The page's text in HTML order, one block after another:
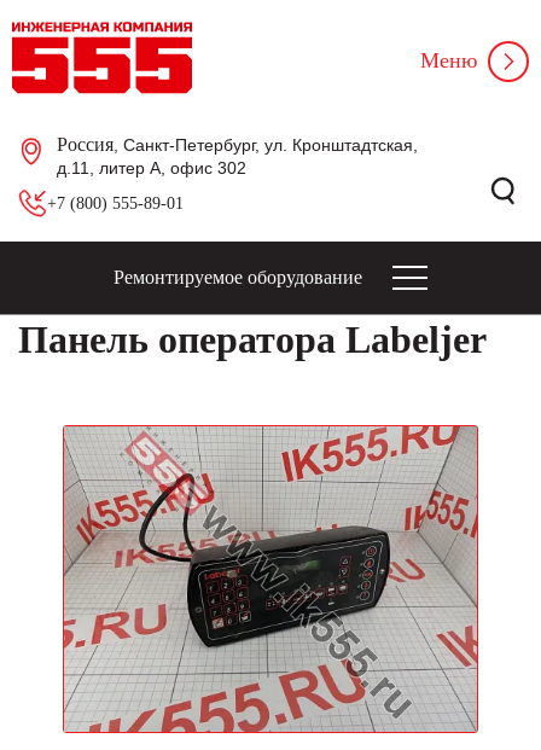
Россия , Санкт-Петербург, ул. Кронштадтская,
д.11, литер А, офис 302
+7 (800) 555-89-01
Меню
Ремонтируемое оборудование
Панель оператора Labeljer